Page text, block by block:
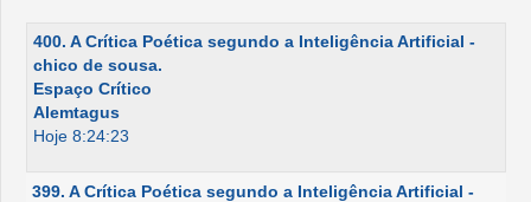
400. A Crítica Poética segundo a Inteligência Artificial -
chico de sousa.
Espaço Crítico
Alemtagus
Hoje 8:24:23
399. A Crítica Poética segundo a Inteligência Artificial -